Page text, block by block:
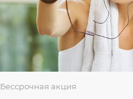
Бессрочная акция